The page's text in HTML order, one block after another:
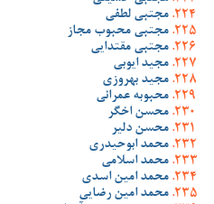
مجتبی لطفی
مجتبی محبوب مجاز
مجتبی مقتدایی
مجید ایوبی
مجید بهروزی
محبوبه عمرانی
محسن اخگر
محسن دلیر
محمد ابوحیدری
محمد اسلامی
محمد امین اسدی
محمد امین رضایی